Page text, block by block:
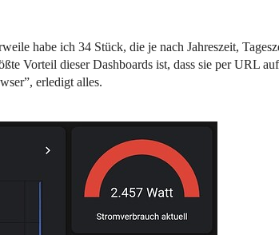
habe ich 34 Stück, die je nach Jahreszeit,
Vorteil dieser Dashboards ist, dass sie per URL
erledigt alles.